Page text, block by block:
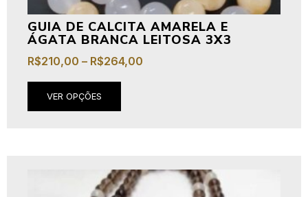
GUIA DE CALCITA AMARELA E
ÁGATA BRANCA LEITOSA 3X3
R$210,00 – R$264,00
VER OPÇÕES